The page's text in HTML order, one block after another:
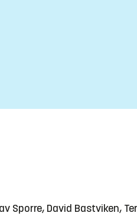
Sporre, David Bastviken,